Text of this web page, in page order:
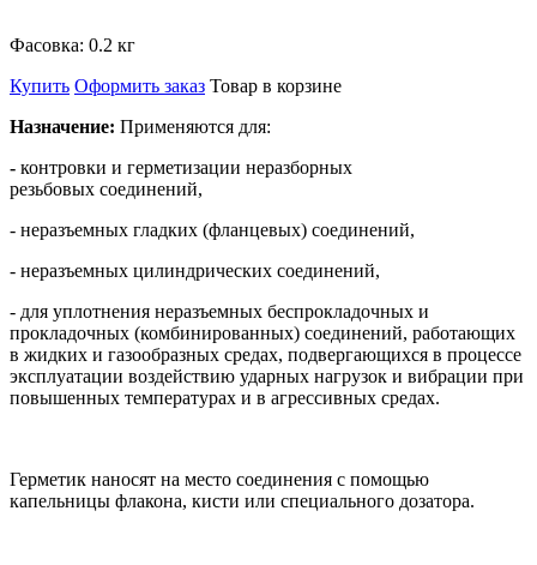
Фасовка: 0.2 кг
Купить Оформить заказ Товар в корзине
Назначение: Применяются для:
- контровки и герметизации неразборных
резьбовых соединений,
- неразъемных гладких (фланцевых) соединений,
- неразъемных цилиндрических соединений,
- для уплотнения неразъемных беспрокладочных и
прокладочных (комбинированных) соединений, работающих
в жидких и газообразных средах, подвергающихся в процессе
эксплуатации воздействию ударных нагрузок и вибрации при
повышенных температурах и в агрессивных средах.
Герметик наносят на место соединения с помощью
капельницы флакона, кисти или специального дозатора.